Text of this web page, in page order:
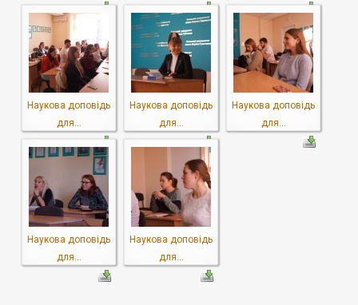
Наукова доповідь
для...
Наукова доповідь
для...
Наукова доповідь
для...
Наукова доповідь
для...
Наукова доповідь
для...